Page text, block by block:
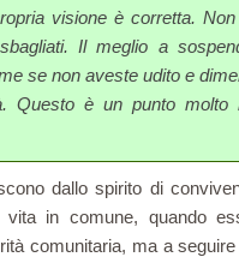
visione è corretta.
Il meglio a
se non aveste udito e
Questo è un punto molto
dallo spirito di
vi­ta in comune, quando
comunitaria, ma a